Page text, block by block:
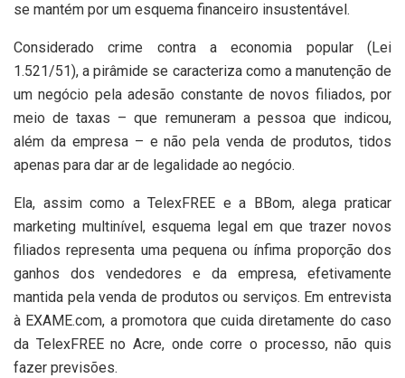
se mantém por um esquema financeiro insustentável.
Considerado crime contra a economia popular (Lei
1.521/51), a pirâmide se caracteriza como a manutenção de
um negócio pela adesão constante de novos filiados, por
meio de taxas – que remuneram a pessoa que indicou,
além da empresa – e não pela venda de produtos, tidos
apenas para dar ar de legalidade ao negócio.
Ela, assim como a TelexFREE e a BBom, alega praticar
marketing multinível, esquema legal em que trazer novos
filiados representa uma pequena ou ínfima proporção dos
ganhos dos vendedores e da empresa, efetivamente
mantida pela venda de produtos ou serviços. Em entrevista
à EXAME.com, a promotora que cuida diretamente do caso
da TelexFREE no Acre, onde corre o processo, não quis
fazer previsões.